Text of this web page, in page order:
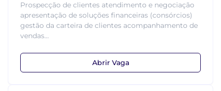
Prospecção de clientes atendimento e negociação
apresentação de soluções financeiras (consórcios)
gestão da carteira de clientes acompanhamento de
vendas...
Abrir Vaga